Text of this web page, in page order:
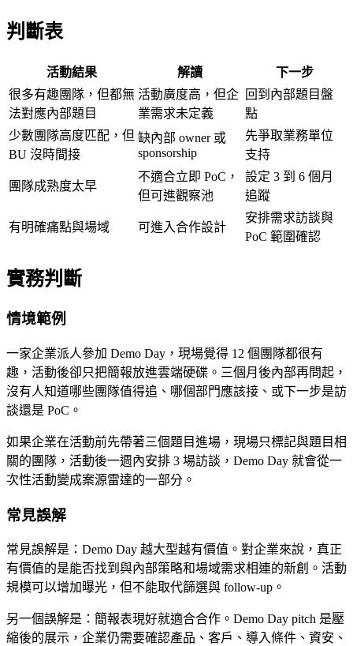
判斷表
活動結果 解讀
下一步
很多有趣團隊，但都無
法對應內部題目
活動廣度高，但企
業需求未定義
回到內部題目盤
點
少數團隊高度匹配，但
BU 沒時間接
缺內部 owner 或
sponsorship
先爭取業務單位
支持
團隊成熟度太早
不適合立即 PoC，
但可進觀察池
設定 3 到 6 個月
追蹤
有明確痛點與場域 可進入合作設計
安排需求訪談與
PoC 範圍確認
實務判斷
情境範例
一家企業派人參加 Demo Day，現場覺得 12 個團隊都很有
趣，活動後卻只把簡報放進雲端硬碟。三個月後內部再問起，
沒有人知道哪些團隊值得追、哪個部門應該接、或下一步是訪
談還是 PoC。
如果企業在活動前先帶著三個題目進場，現場只標記與題目相
關的團隊，活動後一週內安排 3 場訪談，Demo Day 就會從一
次性活動變成案源雷達的一部分。
常見誤解
常見誤解是：Demo Day 越大型越有價值。對企業來說，真正
有價值的是能否找到與內部策略和場域需求相連的新創。活動
規模可以增加曝光，但不能取代篩選與 follow-up。
另一個誤解是：簡報表現好就適合合作。Demo Day pitch 是壓
縮後的展示，企業仍需要確認產品、客戶、導入條件、資安、